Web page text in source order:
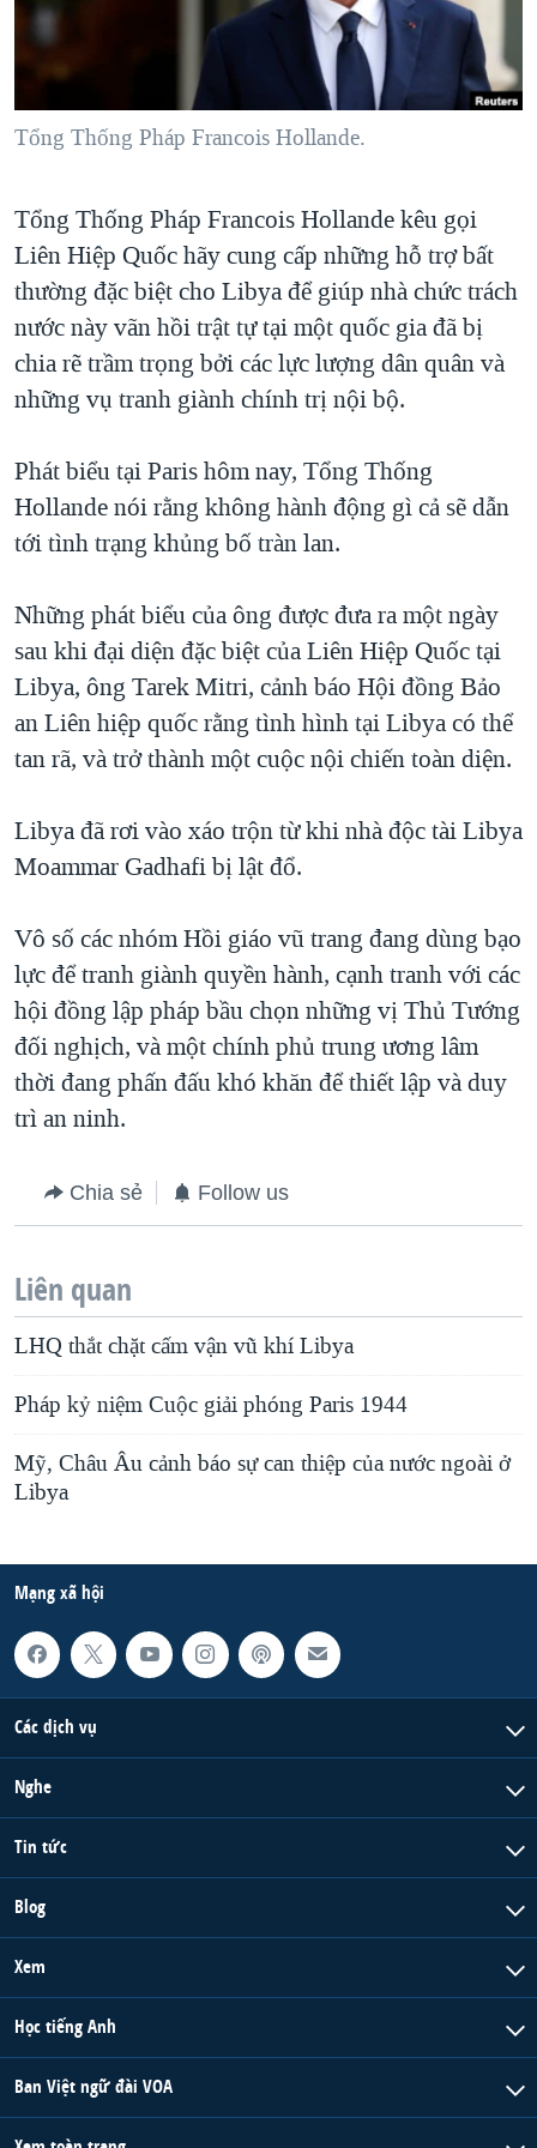
"Tìm" NGƯỜI VIỆT HẢI NGOẠI
KINH TẾ
KHOA HỌC
THỂ THAO
GIÁO DỤC
TẠI
HÀNH TRÌNH BẦU CỬ 2024
MỘT NĂM CHIẾN TRANH TẠI DẢI GAZA
GIẢI MÃ VÀNH ĐAI & CON ĐƯỜNG
TRỊNH VĨNH BÌNH - NGƯỜI HẠ 'BÊN THẮNG CUỘC'
GROUND ZERO – XƯA VÀ NAY
CHI PHÍ CHIẾN TRANH AFGHANISTAN
CÁC GIÁ TRỊ CỘNG HÒA Ở VIỆT NAM
THƯỢNG ĐỈNH TRUMP-KIM TẠI VIỆT NAM
NGƯ DÂN VIỆT VÀ LÀN SÓNG TRỘM HẢI SÂM
BÊN KIA QUỐC LỘ: TIẾNG VỌNG TỪ NÔNG THÔN MỸ
NGHE
MẠNG XÃ HỘI
Ngôn ngữ khác
Tổng Thống Pháp Francois Hollande.
Tổng Thống Pháp Francois Hollande kêu gọi
Liên Hiệp Quốc hãy cung cấp những hỗ trợ bất
thường đặc biệt cho Libya để giúp nhà chức trách
nước này vãn hồi trật tự tại một quốc gia đã bị
chia rẽ trầm trọng bởi các lực lượng dân quân và
những vụ tranh giành chính trị nội bộ.
Phát biểu tại Paris hôm nay, Tổng Thống
Hollande nói rằng không hành động gì cả sẽ dẫn
tới tình trạng khủng bố tràn lan.
Những phát biểu của ông được đưa ra một ngày
sau khi đại diện đặc biệt của Liên Hiệp Quốc tại
Libya, ông Tarek Mitri, cảnh báo Hội đồng Bảo
an Liên hiệp quốc rằng tình hình tại Libya có thể
tan rã, và trở thành một cuộc nội chiến toàn diện.
Libya đã rơi vào xáo trộn từ khi nhà độc tài Libya
Moammar Gadhafi bị lật đổ.
Vô số các nhóm Hồi giáo vũ trang đang dùng bạo
lực để tranh giành quyền hành, cạnh tranh với các
hội đồng lập pháp bầu chọn những vị Thủ Tướng
đối nghịch, và một chính phủ trung ương lâm
thời đang phấn đấu khó khăn để thiết lập và duy
trì an ninh.
Chia sẻ Follow us
Liên quan
LHQ thắt chặt cấm vận vũ khí Libya
Pháp kỷ niệm Cuộc giải phóng Paris 1944
Mỹ, Châu Âu cảnh báo sự can thiệp của nước ngoài ở
Libya
Mạng xã hội
Các dịch vụ
Nghe
Tin tức
Blog
Xem
Học tiếng Anh
Ban Việt ngữ đài VOA